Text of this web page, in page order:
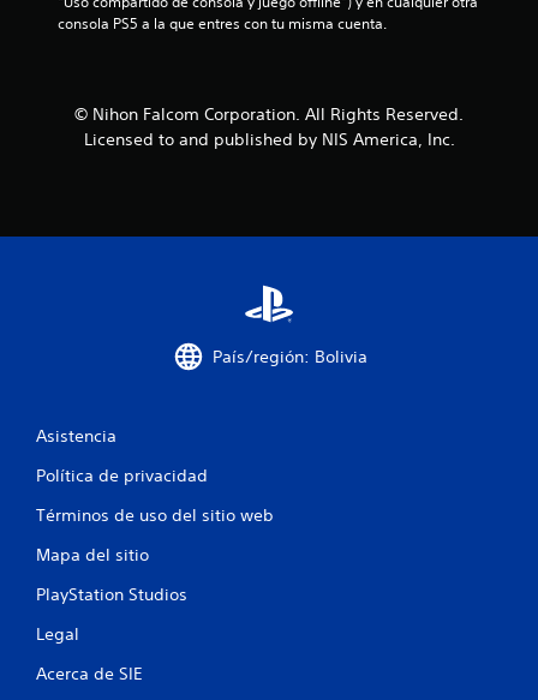
consola PS5 a la que entres con tu misma cuenta.
© Nihon Falcom Corporation. All Rights Reserved.
Licensed to and published by NIS America, Inc.
País/región: Bolivia
Asistencia
Política de privacidad
Términos de uso del sitio web
Mapa del sitio
PlayStation Studios
Legal
Acerca de SIE